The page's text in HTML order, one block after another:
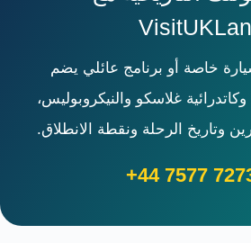
خاصة أو برنامج عائلي يضم
غلاسكو والنيكروبوليس،
وتاريخ الرحلة ونقطة الانطلاق.
+44 7577